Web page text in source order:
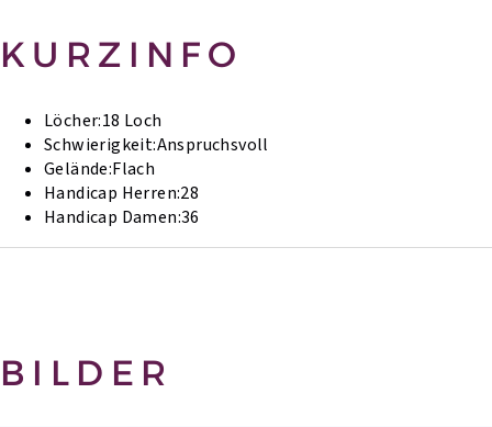
KURZINFO
Löcher:18 Loch
Schwierigkeit:Anspruchsvoll
Gelände:Flach
Handicap Herren:28
Handicap Damen:36
BILDER